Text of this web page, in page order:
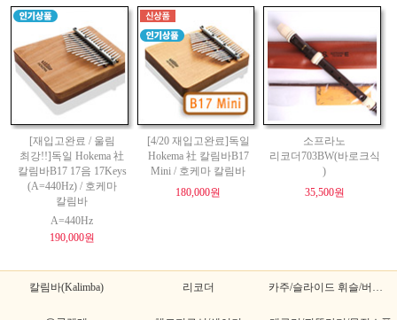
[재입고완료 / 울림
최강!!]독일 Hokema 社
칼림바B17 17음 17Keys
(A=440Hz) / 호케마
칼림바
A=440Hz
190,000원
[4/20 재입고완료]독일
Hokema 社 칼림바B17
Mini / 호케마 칼림바
180,000원
소프라노
리코더703BW(바로크식
)
35,500원
칼림바(Kalimba) 리코더